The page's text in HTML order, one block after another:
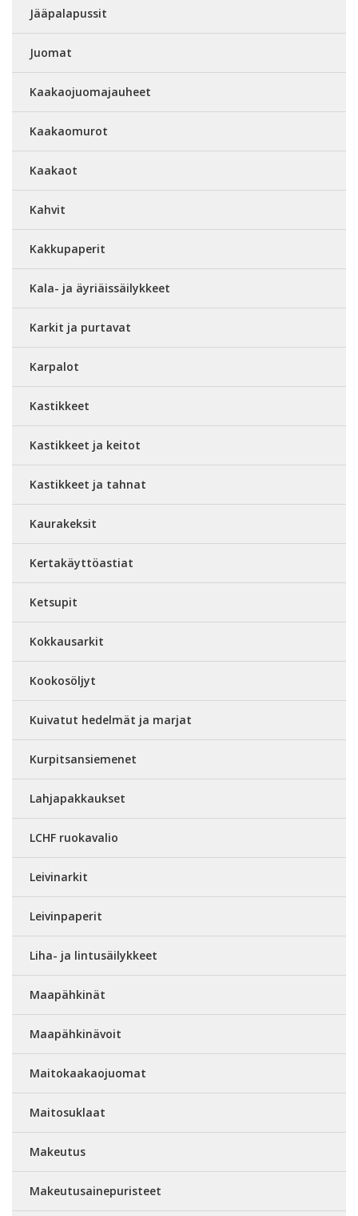
Jääpalapussit
Juomat
Kaakaojuomajauheet
Kaakaomurot
Kaakaot
Kahvit
Kakkupaperit
Kala- ja äyriäissäilykkeet
Karkit ja purtavat
Karpalot
Kastikkeet
Kastikkeet ja keitot
Kastikkeet ja tahnat
Kaurakeksit
Kertakäyttöastiat
Ketsupit
Kokkausarkit
Kookosöljyt
Kuivatut hedelmät ja marjat
Kurpitsansiemenet
Lahjapakkaukset
LCHF ruokavalio
Leivinarkit
Leivinpaperit
Liha- ja lintusäilykkeet
Maapähkinät
Maapähkinävoit
Maitokaakaojuomat
Maitosuklaat
Makeutus
Makeutusainepuristeet